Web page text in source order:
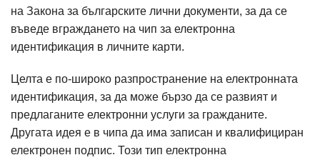
на Закона за българските лични документи, за да се
въведе вграждането на чип за електронна
идентификация в личните карти.
Целта е по-широко разпространение на електронната
идентификация, за да може бързо да се развият и
предлаганите електронни услуги за гражданите.
Другата идея е в чипа да има записан и квалифициран
електронен подпис. Този тип електронна